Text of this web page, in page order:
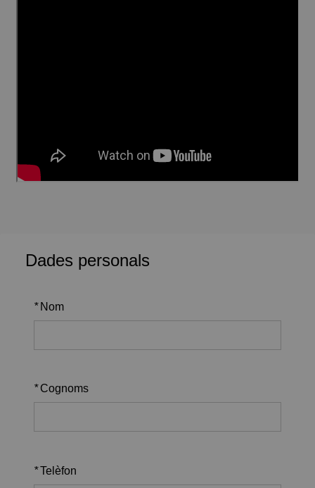
Dades personals
* Nom
* Cognoms
*Telèfon